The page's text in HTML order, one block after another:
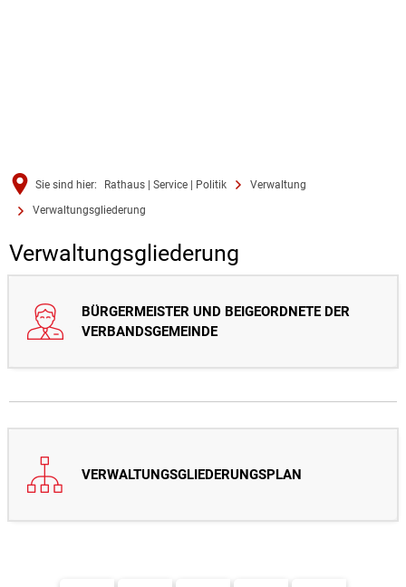
Sie sind hier: Rathaus | Service | Politik Verwaltung
Verwaltungsgliederung
Verwaltungsgliederung
Verwaltungsgliederung
BÜRGERMEISTER UND BEIGEORDNETE DER
VERBANDSGEMEINDE
VERWALTUNGSGLIEDERUNGSPLAN